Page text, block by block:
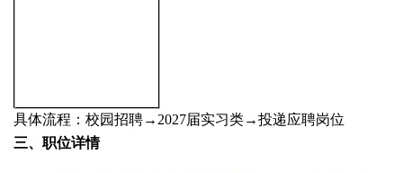
具体流程：校园招聘→2027届实习类→投递应聘岗位
三、职位详情